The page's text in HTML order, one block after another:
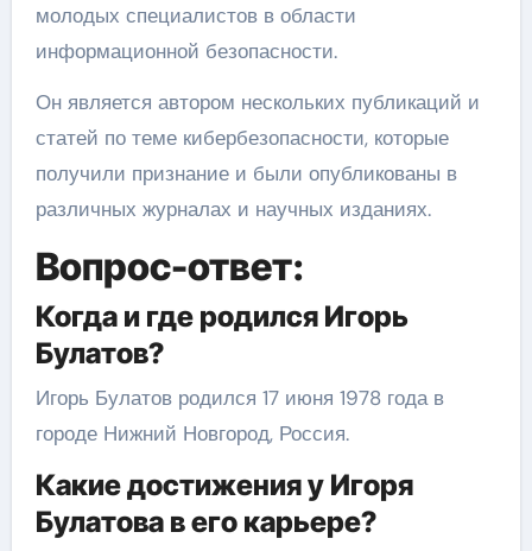
молодых специалистов в области
информационной безопасности.
Он является автором нескольких публикаций и
статей по теме кибербезопасности, которые
получили признание и были опубликованы в
различных журналах и научных изданиях.
Вопрос-ответ:
Когда и где родился Игорь
Булатов?
Игорь Булатов родился 17 июня 1978 года в
городе Нижний Новгород, Россия.
Какие достижения у Игоря
Булатова в его карьере?